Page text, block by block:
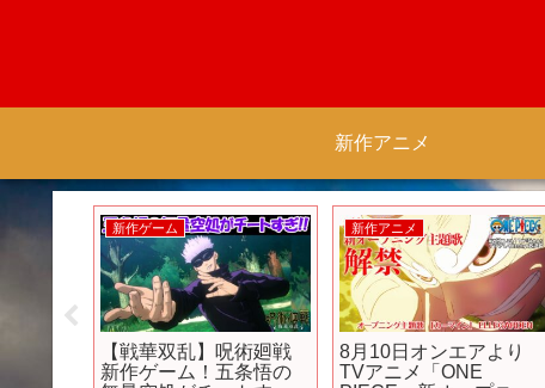
新作アニメ
新作ゲーム
【戦華双乱】呪術廻戦
新作ゲーム！五条悟の
新作アニメ
8月10日オンエアより
TVアニメ「ONE